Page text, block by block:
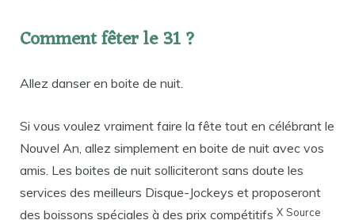
Comment fêter le 31 ?
Allez danser en boite de nuit.
Si vous voulez vraiment faire la fête tout en célébrant le
Nouvel An, allez simplement en boite de nuit avec vos
amis. Les boites de nuit solliciteront sans doute les
services des meilleurs Disque-Jockeys et proposeront
des boissons spéciales à des prix compétitifs X Source